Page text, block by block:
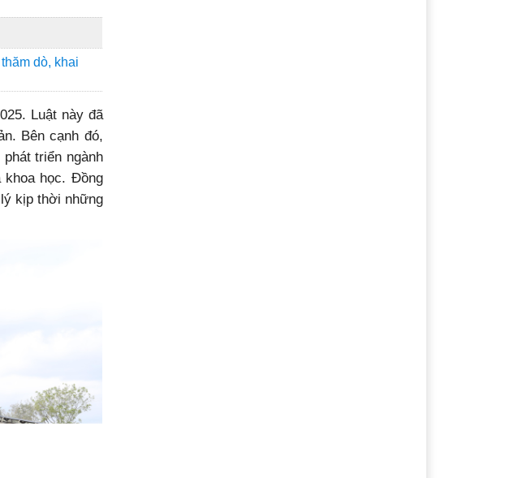
dò, khai
Luật này đã
Bên cạnh đó,
triển ngành
khoa học. Đồng
kịp thời những